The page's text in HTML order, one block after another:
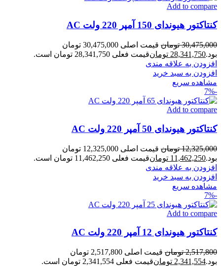
Add to compare
کنتاکتور هیوندای 150 آمپر 220 ولت AC
30,475,000 تومان
قیمت اصلی 30,475,000 تومان
بود.28,341,750 تومانقیمت فعلی 28,341,750 تومان است.
افزودن به علاقه مندی
افزودن به سبد خرید
مشاهده سریع
-7%
Add to compare
کنتاکتور هیوندای 50 آمپر 220 ولت AC
12,325,000 تومان
قیمت اصلی 12,325,000 تومان
بود.11,462,250 تومانقیمت فعلی 11,462,250 تومان است.
افزودن به علاقه مندی
افزودن به سبد خرید
مشاهده سریع
-7%
Add to compare
کنتاکتور هیوندای 12 آمپر 220 ولت AC
2,517,800 تومان
قیمت اصلی 2,517,800 تومان
بود.2,341,554 تومانقیمت فعلی 2,341,554 تومان است.